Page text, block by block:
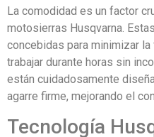
La comodidad es un factor
motosierras Husqvarna.
concebidas para minimizar
trabajar durante horas sin
están cuidadosamente
agarre firme, mejorando el
Tecnología